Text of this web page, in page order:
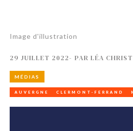
Image d'illustration
29 JUILLET 2022- PAR LÉA
MÉDIAS
AUVERGNE CLERMONT-FERRAND